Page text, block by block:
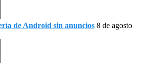
de Android sin anuncios 8 de agosto